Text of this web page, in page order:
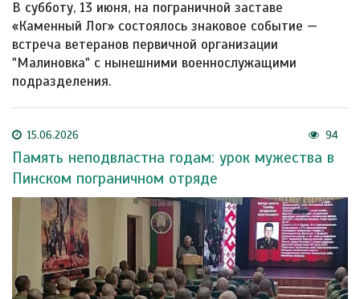
В субботу, 13 июня, на пограничной заставе
«Каменный Лог» состоялось знаковое событие —
встреча ветеранов первичной организации
"Малиновка" с нынешними военнослужащими
подразделения.
15.06.2026 94
Память неподвластна годам: урок мужества в
Пинском пограничном отряде